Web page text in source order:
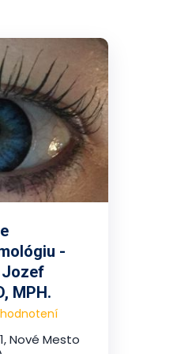
-
Jozef
MPH.
Nové Mesto